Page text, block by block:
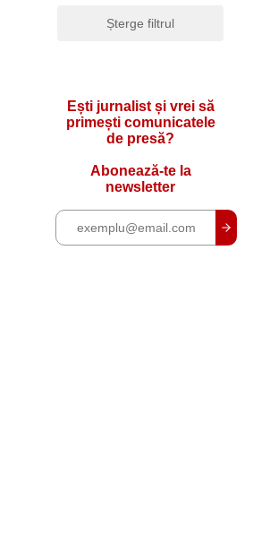
Șterge filtrul
Ești jurnalist și vrei să
primești comunicatele
de presă?
Abonează-te la
newsletter